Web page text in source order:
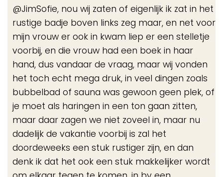
@JimSofie, nou wij zaten of eigenlijk ik zat in het
rustige badje boven links zeg maar, en net voor
mijn vrouw er ook in kwam liep er een stelletje
voorbij, en die vrouw had een boek in haar
hand, dus vandaar de vraag, maar wij vonden
het toch echt mega druk, in veel dingen zoals
bubbelbad of sauna was gewoon geen plek, of
je moet als haringen in een ton gaan zitten,
maar daar zagen we niet zoveel in, maar nu
dadelijk de vakantie voorbij is zal het
doordeweeks een stuk rustiger zijn, en dan
denk ik dat het ook een stuk makkelijker wordt